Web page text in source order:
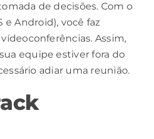
de decisões. Com o
eAndroid), você faz
Assim,
equipe estiver fora do
adiar uma reunião.